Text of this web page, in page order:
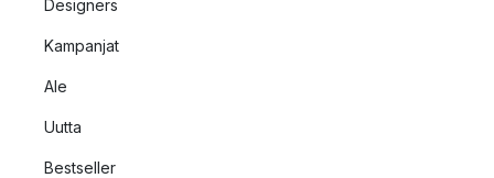
Designers
Kampanjat
Ale
Uutta
Bestseller